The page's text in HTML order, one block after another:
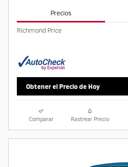
Precios
Richmond Price
Obtener el Precio de Hoy
Comparar Rastrear Precio